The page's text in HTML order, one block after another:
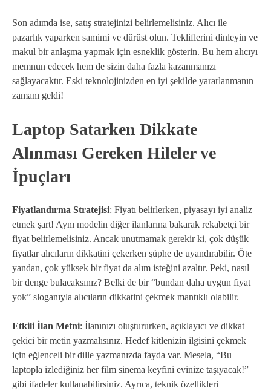
Son adımda ise, satış stratejinizi belirlemelisiniz. Alıcı ile
pazarlık yaparken samimi ve dürüst olun. Tekliflerini dinleyin ve
makul bir anlaşma yapmak için esneklik gösterin. Bu hem alıcıyı
memnun edecek hem de sizin daha fazla kazanmanızı
sağlayacaktır. Eski teknolojinizden en iyi şekilde yararlanmanın
zamanı geldi!
Laptop Satarken Dikkate
Alınması Gereken Hileler ve
İpuçları
Fiyatlandırma Stratejisi: Fiyatı belirlerken, piyasayı iyi analiz
etmek şart! Aynı modelin diğer ilanlarına bakarak rekabetçi bir
fiyat belirlemelisiniz. Ancak unutmamak gerekir ki, çok düşük
fiyatlar alıcıların dikkatini çekerken şüphe de uyandırabilir. Öte
yandan, çok yüksek bir fiyat da alım isteğini azaltır. Peki, nasıl
bir denge bulacaksınız? Belki de bir “bundan daha uygun fiyat
yok” sloganıyla alıcıların dikkatini çekmek mantıklı olabilir.
Etkili İlan Metni: İlanınızı oluştururken, açıklayıcı ve dikkat
çekici bir metin yazmalısınız. Hedef kitlenizin ilgisini çekmek
için eğlenceli bir dille yazmanızda fayda var. Mesela, “Bu
laptopla izlediğiniz her film sinema keyfini evinize taşıyacak!”
gibi ifadeler kullanabilirsiniz. Ayrıca, teknik özellikleri